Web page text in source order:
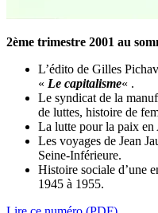
2ème trimestre 2001 au
L’édito de Gilles
« Le capitalisme« .
Le syndicat de la
de luttes, histoire de
La lutte pour la paix
Les voyages de Jean
Seine-Inférieure.
Histoire sociale d’une
1945 à 1955.